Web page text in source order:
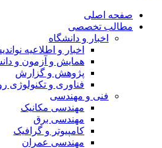
صفحه اصلی
مطالب تخصصی
اخبار و دانشگاه
اخبار و اطلاعیه نواندیشان
همایش و آزمون و دانشگاه
پژوهش و گزارش
فناوری و تکنولوژی روز
فنی و مهندسی
مهندسی مکانیک
مهندسی برق
کامپیوتر و گرافیک
مهندسی عمران